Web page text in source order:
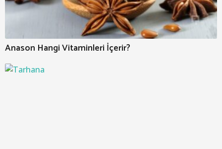
Anason Hangi Vitaminleri İçerir?